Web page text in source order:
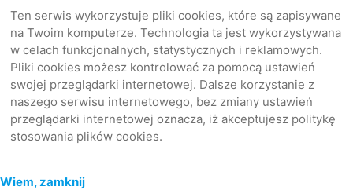
Ten serwis wykorzystuje pliki cookies, które są zapisywane
na Twoim komputerze. Technologia ta jest wykorzystywana
w celach funkcjonalnych, statystycznych i reklamowych.
Pliki cookies możesz kontrolować za pomocą ustawień
swojej przeglądarki internetowej. Dalsze korzystanie z
naszego serwisu internetowego, bez zmiany ustawień
przeglądarki internetowej oznacza, iż akceptujesz politykę
stosowania plików cookies.
Wiem, zamknij